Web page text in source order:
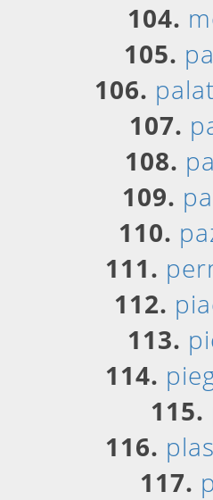
104.
105.
106.
107.
108.
109.
110.
111.
112.
113.
114.
115.
116.
117.